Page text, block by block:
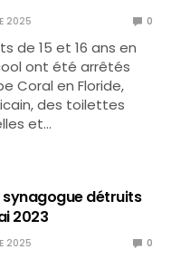
2025 0
de 15 et 16 ans en
ont été arrêtés
Coral en Floride,
des toilettes
et…
synagogue détruits
2023
2025 0